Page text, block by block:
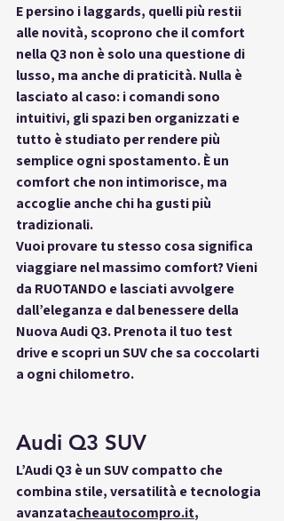
E persino i laggards, quelli più restii
alle novità, scoprono che il comfort
nella Q3 non è solo una questione di
lusso, ma anche di praticità. Nulla è
lasciato al caso: i comandi sono
intuitivi, gli spazi ben organizzati e
tutto è studiato per rendere più
semplice ogni spostamento. È un
comfort che non intimorisce, ma
accoglie anche chi ha gusti più
tradizionali.
Vuoi provare tu stesso cosa significa
viaggiare nel massimo comfort? Vieni
da RUOTANDO e lasciati avvolgere
dall’eleganza e dal benessere della
Nuova Audi Q3. Prenota il tuo test
drive e scopri un SUV che sa coccolarti
a ogni chilometro.
Audi Q3 SUV
L’Audi Q3 è un SUV compatto che
combina stile, versatilità e tecnologia
avanzatacheautocompro.it,